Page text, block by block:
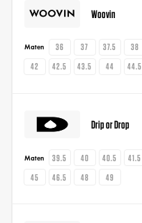
Woovin
Maten 36 37 37.5 38
42
42.5 43.5 44 44.5
Drip or Drop
Maten 39.5 40 40.5 41.5
45
46.5 48 49